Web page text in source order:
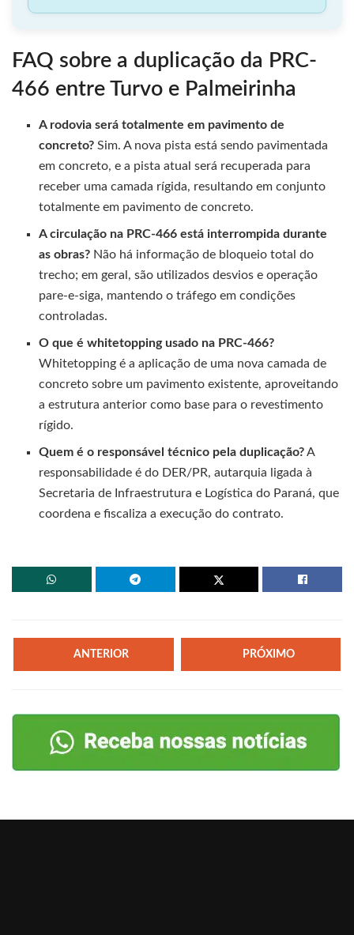
FAQ sobre a duplicação da PRC-
466 entre Turvo e Palmeirinha
A rodovia será totalmente em pavimento de
concreto? Sim. A nova pista está sendo pavimentada
em concreto, e a pista atual será recuperada para
receber uma camada rígida, resultando em conjunto
totalmente em pavimento de concreto.
A circulação na PRC-466 está interrompida durante
as obras? Não há informação de bloqueio total do
trecho; em geral, são utilizados desvios e operação
pare-e-siga, mantendo o tráfego em condições
controladas.
O que é whitetopping usado na PRC-466?
Whitetopping é a aplicação de uma nova camada de
concreto sobre um pavimento existente, aproveitando
a estrutura anterior como base para o revestimento
rígido.
Quem é o responsável técnico pela duplicação?A
responsabilidade é do DER/PR, autarquia ligada à
Secretaria de Infraestrutura e Logística do Paraná, que
coordena e fiscaliza a execução do contrato.
ANTERIOR PRÓXIMO